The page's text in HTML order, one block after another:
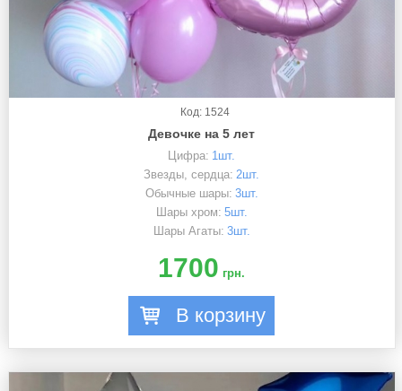
Код: 1524
Девочке на 5 лет
Цифра: 1шт.
Звезды, сердца: 2шт.
Обычные шары: 3шт.
Шары хром: 5шт.
Шары Агаты: 3шт.
1700 грн.
В корзину